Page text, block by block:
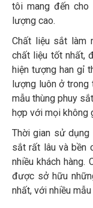
tôi mang đến cho
lượng cao.
Chất liệu sắt làm
chất liệu tốt nhất,
hiện tượng han gỉ
lượng luôn ở trong
mẫu thùng phuy
hợp với mọi không
Thời gian sử dụng
sắt rất lâu và bền
nhiều khách hàng.
được sở hữu
nhất, với nhiều